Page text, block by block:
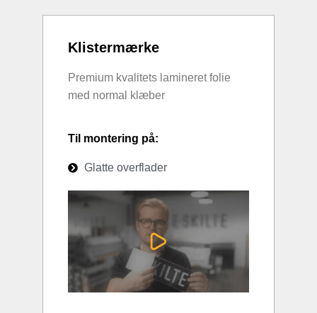
Klistermærke
Premium kvalitets lamineret folie
med normal klæber
Til montering på:
Glatte overflader